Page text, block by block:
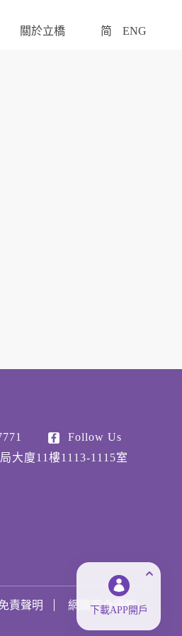
關於立橋 简 ENG
下載APP開戶
Follow Us
大廈11樓1113-1115室
責聲明 網路安全須知